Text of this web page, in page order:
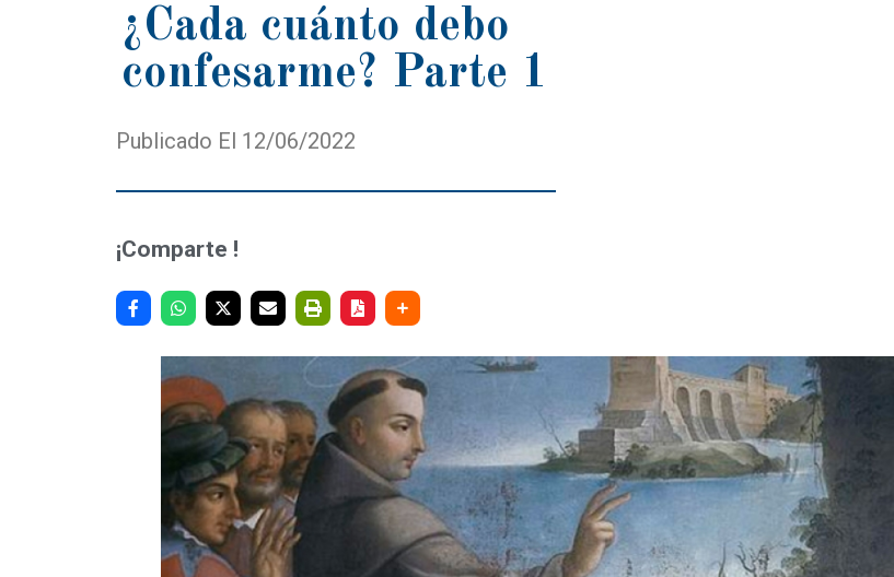
¿Cada cuánto debo
confesarme? Parte 1
Publicado El 12/06/2022
¡Comparte !